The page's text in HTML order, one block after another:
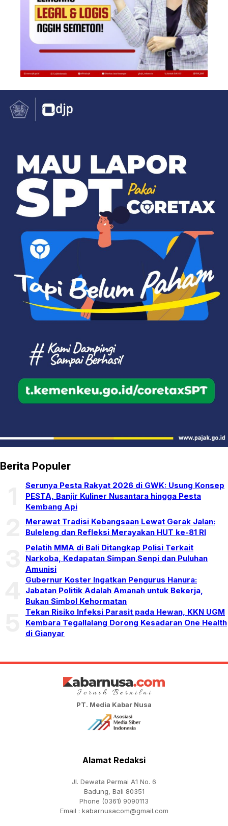
Berita Populer
Serunya Pesta Rakyat 2026 di GWK: Usung Konsep
PESTA, Banjir Kuliner Nusantara hingga Pesta
Kembang Api
Merawat Tradisi Kebangsaan Lewat Gerak Jalan:
Buleleng dan Refleksi Merayakan HUT ke-81 RI
Pelatih MMA di Bali Ditangkap Polisi Terkait
Narkoba, Kedapatan Simpan Senpi dan Puluhan
Amunisi
Gubernur Koster Ingatkan Pengurus Hanura:
Jabatan Politik Adalah Amanah untuk Bekerja,
Bukan Simbol Kehormatan
Tekan Risiko Infeksi Parasit pada Hewan, KKN UGM
Kembara Tegallalang Dorong Kesadaran One Health
di Gianyar
PT. Media Kabar Nusa
Alamat Redaksi
Jl. Dewata Permai A1 No. 6
Badung, Bali 80351
Phone (0361) 9090113
Email : kabarnusacom@gmail.com